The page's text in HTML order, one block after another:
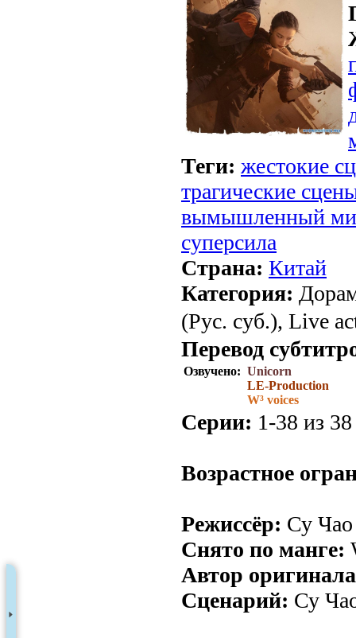
Теги: жестокие
трагические
вымышленный
суперсила
Страна: Китай
Категория:
(Рус. суб.), Live
Перевод
Озвучено: Unicorn
LE-Production
W³ voices
Серии: 1-38 из
Возрастное
Режиссёр: Су
Снято по манге:
Автор
Сценарий: Су